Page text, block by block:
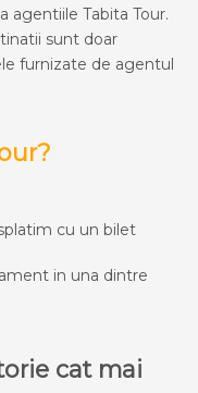
agentiile Tabita Tour.
sunt doar
furnizate de agentul
cu un bilet
in una dintre
cat mai